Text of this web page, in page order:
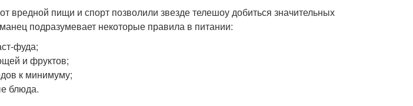
вредной пищи и спорт позволили звезде телешоу добиться значительных
подразумевает некоторые правила в питании:
фуда;
и фруктов;
к минимуму;
блюда.